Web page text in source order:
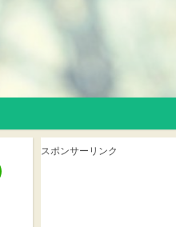
スポンサーリンク